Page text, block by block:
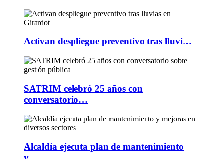
Activan despliegue preventivo tras lluvi…
SATRIM celebró 25 años con
conversatorio…
Alcaldía ejecuta plan de mantenimiento